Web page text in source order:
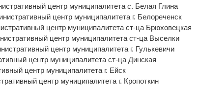
центр муниципалитета с. Белая Глина
центр муниципалитета г. Белореченск
центр муниципалитета ст-ца Брюховецкая
центр муниципалитета ст-ца Выселки
центр муниципалитета г. Гулькевичи
центр муниципалитета ст-ца Динская
центр муниципалитета г. Ейск
центр муниципалитета г. Кропоткин